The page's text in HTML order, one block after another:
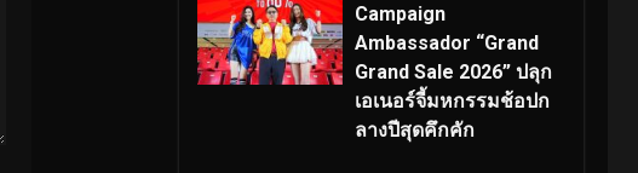
Campaign
Ambassador “Grand
Grand Sale 2026” ปลุก
เอเนอร์จี้มหกรรมช้อปก
ลางปีสุดคึกคัก